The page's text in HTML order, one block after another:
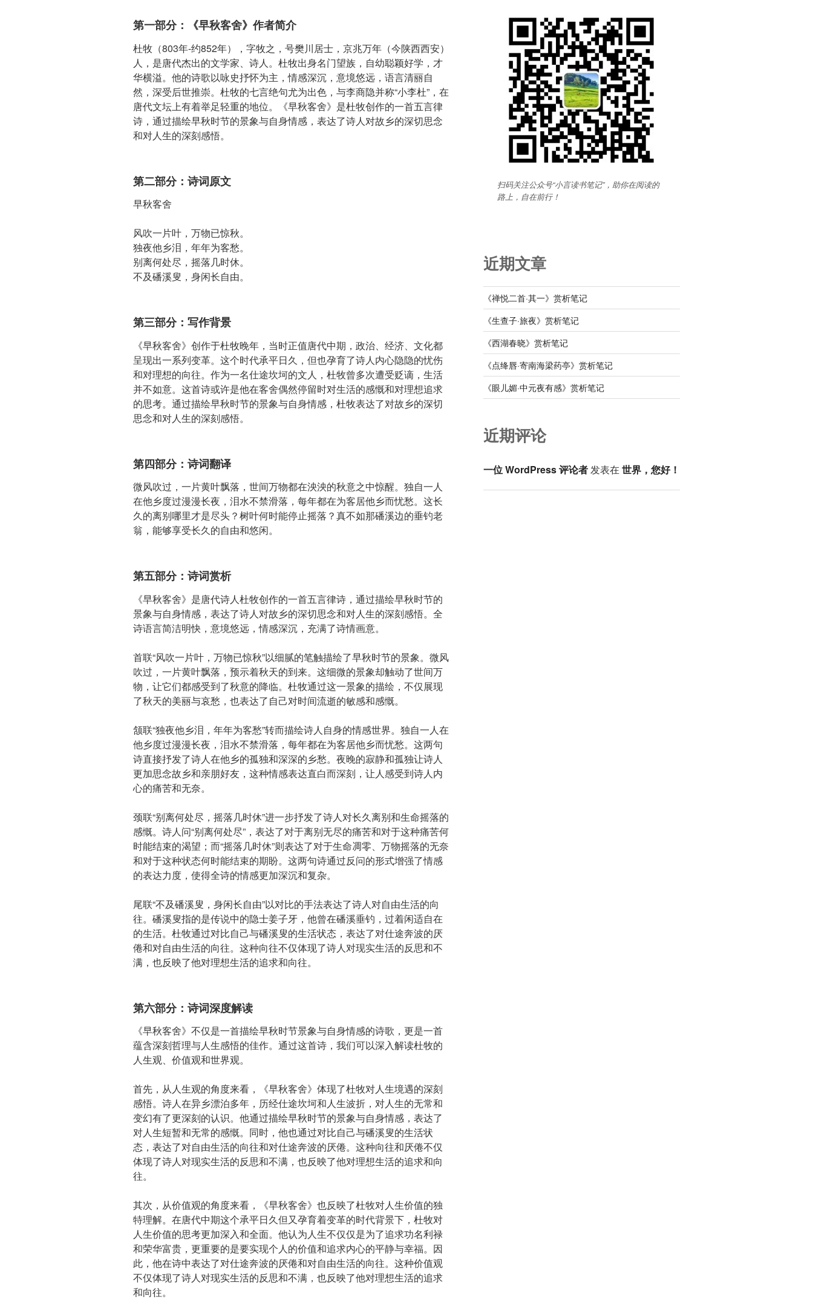
第一部分：《早秋客舍》作者简介
杜牧（803年-约852年），字牧之，号樊川居士，京兆万年（今陕西西安）
人，是唐代杰出的文学家、诗人。杜牧出身名门望族，自幼聪颖好学，才
华横溢。他的诗歌以咏史抒怀为主，情感深沉，意境悠远，语言清丽自
然，深受后世推崇。杜牧的七言绝句尤为出色，与李商隐并称“小李杜”，在
唐代文坛上有着举足轻重的地位。《早秋客舍》是杜牧创作的一首五言律
诗，通过描绘早秋时节的景象与自身情感，表达了诗人对故乡的深切思念
和对人生的深刻感悟。
第二部分：诗词原文
早秋客舍
风吹一片叶，万物已惊秋。
独夜他乡泪，年年为客愁。
别离何处尽，摇落几时休。
不及磻溪叟，身闲长自由。
第三部分：写作背景
《早秋客舍》创作于杜牧晚年，当时正值唐代中期，政治、经济、文化都
呈现出一系列变革。这个时代承平日久，但也孕育了诗人内心隐隐的忧伤
和对理想的向往。作为一名仕途坎坷的文人，杜牧曾多次遭受贬谪，生活
并不如意。这首诗或许是他在客舍偶然停留时对生活的感慨和对理想追求
的思考。通过描绘早秋时节的景象与自身情感，杜牧表达了对故乡的深切
思念和对人生的深刻感悟。
第四部分：诗词翻译
微风吹过，一片黄叶飘落，世间万物都在泱泱的秋意之中惊醒。独自一人
在他乡度过漫漫长夜，泪水不禁滑落，每年都在为客居他乡而忧愁。这长
久的离别哪里才是尽头？树叶何时能停止摇落？真不如那磻溪边的垂钓老
翁，能够享受长久的自由和悠闲。
第五部分：诗词赏析
《早秋客舍》是唐代诗人杜牧创作的一首五言律诗，通过描绘早秋时节的
景象与自身情感，表达了诗人对故乡的深切思念和对人生的深刻感悟。全
诗语言简洁明快，意境悠远，情感深沉，充满了诗情画意。
首联“风吹一片叶，万物已惊秋”以细腻的笔触描绘了早秋时节的景象。微风
吹过，一片黄叶飘落，预示着秋天的到来。这细微的景象却触动了世间万
物，让它们都感受到了秋意的降临。杜牧通过这一景象的描绘，不仅展现
了秋天的美丽与哀愁，也表达了自己对时间流逝的敏感和感慨。
颔联“独夜他乡泪，年年为客愁”转而描绘诗人自身的情感世界。独自一人在
他乡度过漫漫长夜，泪水不禁滑落，每年都在为客居他乡而忧愁。这两句
诗直接抒发了诗人在他乡的孤独和深深的乡愁。夜晚的寂静和孤独让诗人
更加思念故乡和亲朋好友，这种情感表达直白而深刻，让人感受到诗人内
心的痛苦和无奈。
颈联“别离何处尽，摇落几时休”进一步抒发了诗人对长久离别和生命摇落的
感慨。诗人问“别离何处尽”，表达了对于离别无尽的痛苦和对于这种痛苦何
时能结束的渴望；而“摇落几时休”则表达了对于生命凋零、万物摇落的无奈
和对于这种状态何时能结束的期盼。这两句诗通过反问的形式增强了情感
的表达力度，使得全诗的情感更加深沉和复杂。
尾联“不及磻溪叟，身闲长自由”以对比的手法表达了诗人对自由生活的向
往。磻溪叟指的是传说中的隐士姜子牙，他曾在磻溪垂钓，过着闲适自在
的生活。杜牧通过对比自己与磻溪叟的生活状态，表达了对仕途奔波的厌
倦和对自由生活的向往。这种向往不仅体现了诗人对现实生活的反思和不
满，也反映了他对理想生活的追求和向往。
第六部分：诗词深度解读
《早秋客舍》不仅是一首描绘早秋时节景象与自身情感的诗歌，更是一首
蕴含深刻哲理与人生感悟的佳作。通过这首诗，我们可以深入解读杜牧的
人生观、价值观和世界观。
首先，从人生观的角度来看，《早秋客舍》体现了杜牧对人生境遇的深刻
感悟。诗人在异乡漂泊多年，历经仕途坎坷和人生波折，对人生的无常和
变幻有了更深刻的认识。他通过描绘早秋时节的景象与自身情感，表达了
对人生短暂和无常的感慨。同时，他也通过对比自己与磻溪叟的生活状
态，表达了对自由生活的向往和对仕途奔波的厌倦。这种向往和厌倦不仅
体现了诗人对现实生活的反思和不满，也反映了他对理想生活的追求和向
往。
其次，从价值观的角度来看，《早秋客舍》也反映了杜牧对人生价值的独
特理解。在唐代中期这个承平日久但又孕育着变革的时代背景下，杜牧对
人生价值的思考更加深入和全面。他认为人生不仅仅是为了追求功名利禄
和荣华富贵，更重要的是要实现个人的价值和追求内心的平静与幸福。因
此，他在诗中表达了对仕途奔波的厌倦和对自由生活的向往。这种价值观
不仅体现了诗人对现实生活的反思和不满，也反映了他对理想生活的追求
和向往。
扫码关注公众号“小言读书笔记”，助你在阅读的
路上，自在前行！
近期文章
《禅悦二首·其一》赏析笔记
《生查子·旅夜》赏析笔记
《西湖春晓》赏析笔记
《点绛唇·寄南海梁药亭》赏析笔记
《眼儿媚·中元夜有感》赏析笔记
近期评论
一位 WordPress 评论者发表在 世界，您好！